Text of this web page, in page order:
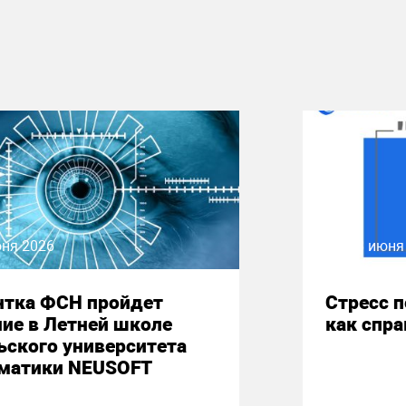
2026
ФСН пройдет
в Летней школе
университета
NEUSOFT
08
Стресс
как